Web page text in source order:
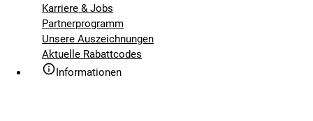
Karriere & Jobs
Partnerprogramm
Unsere Auszeichnungen
Aktuelle Rabattcodes
Informationen